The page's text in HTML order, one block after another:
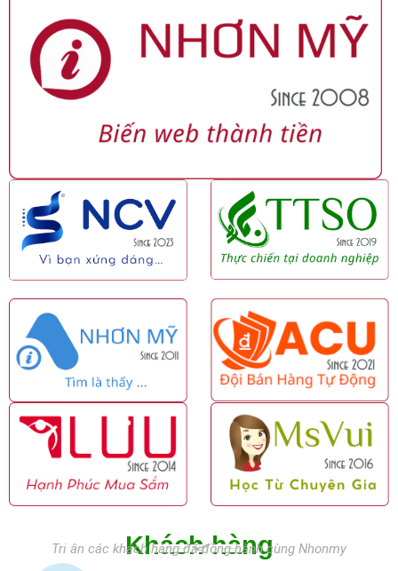
Khách hàng
Tri ân các khách hàng đã đồng hành cùng Nhonmy